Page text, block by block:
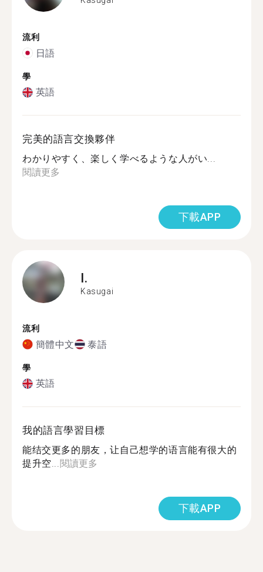
流利
日語
學
英語
完美的語言交換夥伴
わかりやすく、楽しく学べるような人がい...
閱讀更多
下載APP
I.
Kasugai
流利
簡體中文 泰語
學
英語
我的語言學習目標
能结交更多的朋友，让自己想学的语言能有很大的
提升空...閱讀更多
下載APP